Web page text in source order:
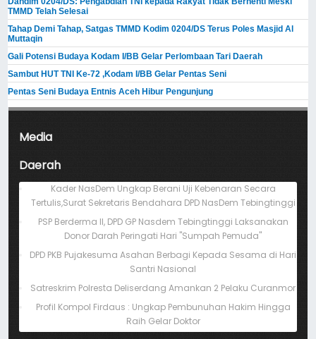
TMMD Telah Selesai
Tahap Demi Tahap, Satgas TMMD Kodim 0204/DS Terus Poles Masjid Al
Muttaqin
Gali Potensi Budaya Kodam I/BB Gelar Perlombaan Tari Daerah
Sambut HUT TNI Ke-72 ,Kodam I/BB Gelar Pentas Seni
Pentas Seni Budaya Entnis Aceh Hibur Pengunjung
Media
Daerah
Kader NasDem Ungkap Berani Uji Kebenaran Secara
Tertulis,Surat Sekretaris Bendahara DPD NasDem Tebingtinggi
PSP Berderma II, DPD GP Nasdem Tebingtinggi Laksanakan
Donor Darah Peringati Hari "Sumpah Pemuda"
DPD PKB Pujakesuma Asahan Berbagi Kepada Sesama di Hari
Santri Nasional
Satreskrim Polresta Deliserdang Amankan 2 Pelaku Curanmor
Profil Kompol Firdaus : Ungkap Pembunuhan Hakim Hingga
Raih Gelar Doktor